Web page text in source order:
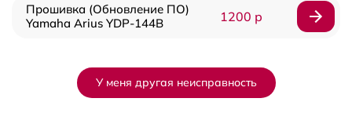
Прошивка (Обновление ПО)
Yamaha Arius YDP-144B
1200 р
У меня другая неисправность